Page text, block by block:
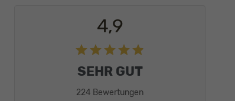
4,9
SEHR GUT
224 Bewertungen